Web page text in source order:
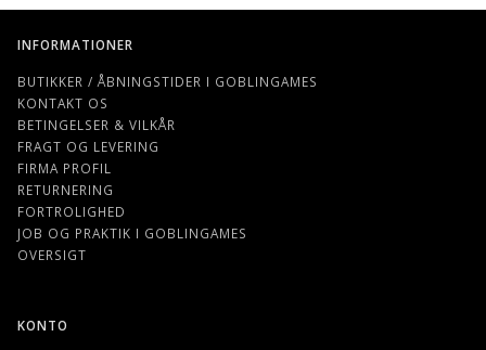
INFORMATIONER
BUTIKKER / ÅBNINGSTIDER I GOBLINGAMES
KONTAKT OS
BETINGELSER & VILKÅR
FRAGT OG LEVERING
FIRMA PROFIL
RETURNERING
FORTROLIGHED
JOB OG PRAKTIK I GOBLINGAMES
OVERSIGT
KONTO